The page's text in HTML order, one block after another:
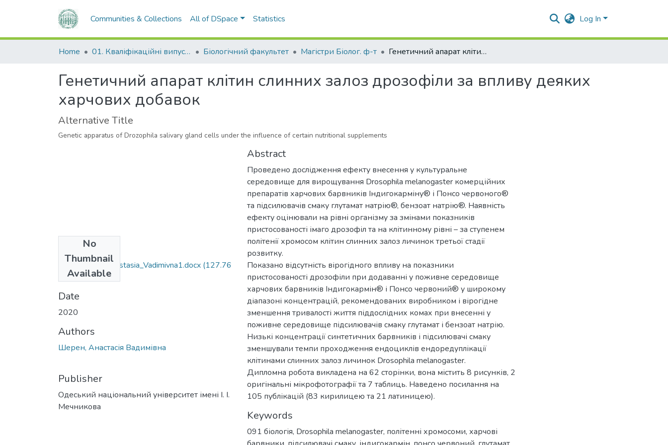
Communities & Collections All of DSpace Statistics Log In
Home 01. Кваліфікаційні випускні роботи здобувачів вищої освіти Біологічний факультет Магістри Біолог. ф-т Генетичний апарат клітин слинних залоз дрозофіли за впливу деяких харчових добавок
Генетичний апарат клітин слинних залоз дрозофіли за впливу деяких
харчових добавок
Alternative Title
Genetic apparatus of Drozophila salivary gland cells under the influence of certain nutritional supplements
No
Thumbnail
Available
091_Sheren_Anastasia_Vadimivna1.docx (127.76
KB)
Date
2020
Authors
Шерен, Анастасія Вадимівна
Publisher
Одеський національний університет імені І. І.
Мечникова
Abstract
Проведено дослідження ефекту внесення у культуральне
середовище для вирощування Drosophila melanogaster комерційних
препаратів харчових барвників Індигокарміну® і Понсо червоного®
та підсилювачів смаку глутамат натрію®, бензоат натрію®. Наявність
ефекту оцінювали на рівні організму за змінами показників
пристосованості імаго дрозофіл та на клітинному рівні – за ступенем
політенії хромосом клітин слинних залоз личинок третьої стадії
розвитку.
Показано відсутність вірогідного впливу на показники
пристосованості дрозофіли при додаванні у поживне середовище
харчових барвників Індигокармін® і Понсо червоний® у широкому
діапазоні концентрацій, рекомендованих виробником і вірогідне
зменшення тривалості життя піддослідних комах при внесенні у
поживне середовище підсилювачів смаку глутамат і бензоат натрію.
Низькі концентрації синтетичних барвників і підсилювачі смаку
зменшували темпи проходження ендоциклів ендоредуплікації
клітинами слинних залоз личинок Drosophila melanogaster.
Дипломна робота викладена на 62 сторінки, вона містить 8 рисунків, 2
оригінальні мікрофотографії та 7 таблиць. Наведено посилання на
105 публікацій (83 кирилицею та 21 латиницею).
Keywords
091 біологія, Drosophila melanogaster, політенні хромосоми, харчові